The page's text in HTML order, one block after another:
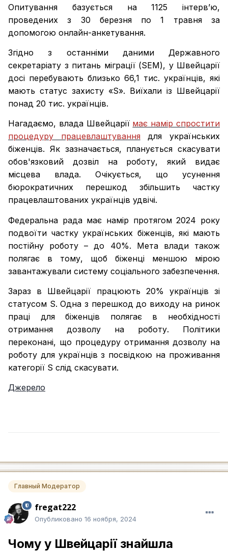
Опитування базується на 1125 інтерв’ю,
проведених з 30 березня по 1 травня за
допомогою онлайн-анкетування.
Згідно з останніми даними Державного
секретаріату з питань міграції (SEM), у Швейцарії
досі перебувають близько 66,1 тис. українців, які
мають статус захисту «S». Виїхали із Швейцарії
понад 20 тис. українців.
Нагадаємо, влада Швейцарії має намір спростити
процедуру працевлаштуваннядля українських
біженців. Як зазначається, планується скасувати
обов'язковий дозвіл на роботу, який видає
місцева влада. Очікується, що усунення
бюрократичних перешкод збільшить частку
працевлаштованих українців удвічі.
Федеральна рада має намір протягом 2024 року
подвоїти частку українських біженців, які мають
постійну роботу – до 40%. Мета влади також
полягає в тому, щоб біженці меншою мірою
завантажували систему соціального забезпечення.
Зараз в Швейцарії працюють 20% українців зі
статусом S. Одна з перешкод до виходу на ринок
праці для біженців полягає в необхідності
отримання дозволу на роботу. Політики
переконані, що процедуру отримання дозволу на
роботу для українців з посвідкою на проживання
категорії S слід скасувати.
Джерело
Главный Модератор
fregat222
Опубликовано 16 ноября, 2024
Чому у Швейцарії знайшла